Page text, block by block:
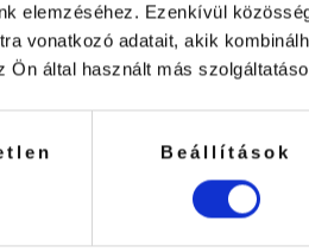
elemzéséhez. Ezenkívül
vonatkozó adatait, akik
Ön által használt más
Beállítások
INGYENES KISZÁLLÍTÁS
Pillás Ágyhoz + Pillás